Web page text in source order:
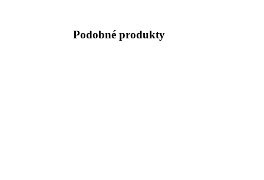
Podobné produkty